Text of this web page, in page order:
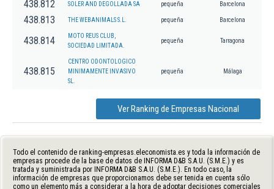
438.812 SOLER AND DEGOLLADA SA pequeña Barcelona
438.813 THE WEBANIMALS S.L. pequeña Barcelona
438.814
MOTO REUS CLUB,
SOCIEDAD LIMITADA.
pequeña Tarragona
438.815
CENTRO ODONTOLOGICO
MINIMAMENTE INVASIVO
SL.
pequeña Málaga
Ver Ranking de Empresas Nacional
Todo el contenido de ranking-empresas.eleconomista.es y toda la información de
empresas procede de la base de datos de INFORMA D&B S.A.U. (S.M.E.) y es
tratada y suministrada por INFORMA D&B S.A.U. (S.M.E.). En todo caso, la
información de empresas que proporcionamos debe ser tenida en cuenta sólo
como un elemento más a considerar a la hora de adoptar decisiones comerciales